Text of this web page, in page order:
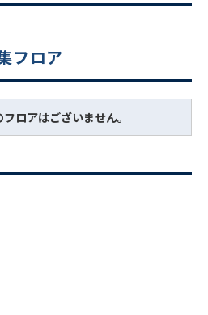
フロア
ロアはございません。